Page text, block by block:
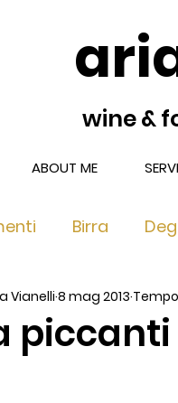
wine &
ABOUT ME
Birra
Franciacorta
Vianelli8 mag 2013